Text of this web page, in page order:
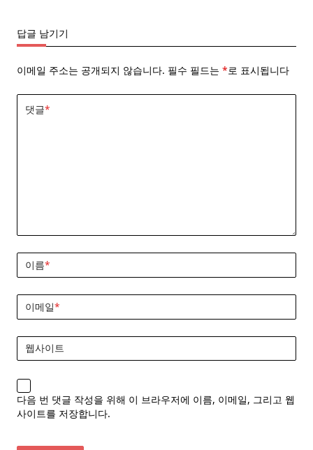
답글 남기기
이메일 주소는 공개되지 않습니다. 필수 필드는 *로 표시됩니다
댓글*
이름*
이메일*
웹사이트
다음 번 댓글 작성을 위해 이 브라우저에 이름, 이메일, 그리고 웹
사이트를 저장합니다.